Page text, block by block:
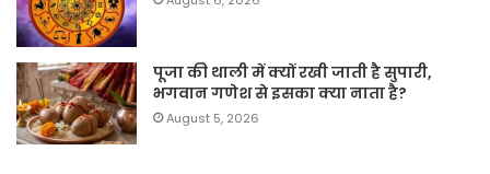
पूजा की थाली में क्यों रखी जाती है सुपारी,
भगवान गणेश से इसका क्या नाता है?
August 5, 2026